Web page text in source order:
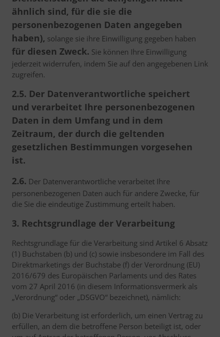
ähnlich sind, für die sie die
personenbezogenen Daten angegeben
haben), solange sie ihre Einwilligung gegeben haben
für diesen Zweck. Sie können Ihre Einwilligung
jederzeit widerrufen, indem Sie auf den angegebenen Link
zugreifen.
2.5. Der Datenverantwortliche speichert
und verarbeitet Ihre personenbezogenen
Daten in dem Umfang und in dem
Zeitraum, der durch die geltenden
gesetzlichen Bestimmungen vorgesehen
ist.
2.6. Der Datenverantwortliche verarbeitet Ihre
personenbezogenen Daten auch für andere Zwecke, für
die Sie die eindeutige Zustimmung erteilt haben.
3. Rechtsgrundlage der Verarbeitung
Rechtsgrundlage für die Verarbeitung sind Artikel 6 Absatz
(1) Buchstaben (b) und (c) sowie insbesondere im Fall des
Direktmarketings der Buchstabe (f) der Verordnung (EU)
2016/679 des Europäischen Parlaments und des Rates
vom 27 April 2016 (in diesem Informationsvermerk als
„Verordnung“ oder „DSGVO“ bezeichnet), nämlich:
(b) Die Verarbeitung ist erforderlich, um einen Vertrag zu
erfüllen, an dem die betroffene Person beteiligt ist, oder